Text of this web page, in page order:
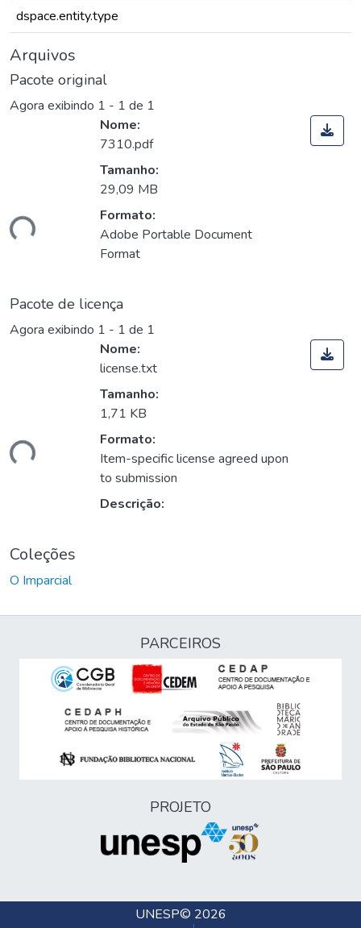
dspace.entity.type
Arquivos
Pacote original
Agora exibindo 1 - 1 de 1
Nome:
7310.pdf
Tamanho:
29,09 MB
Formato:
Adobe Portable Document
Format
Pacote de licença
Agora exibindo 1 - 1 de 1
Nome:
license.txt
Tamanho:
1,71 KB
Formato:
Item-specific license agreed upon
to submission
Descrição:
Coleções
O Imparcial
PARCEIROS
PROJETO
UNESP© 2026